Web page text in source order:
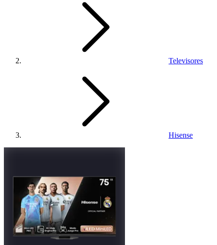
Televisores
Hisense